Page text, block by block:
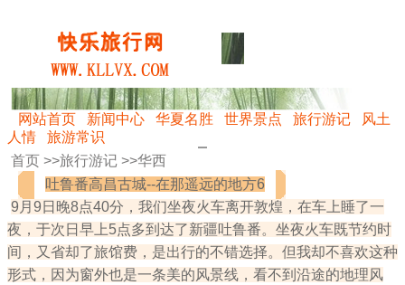
网站首页 新闻中心 华夏名胜 世界景点 旅行游记
风土
人情
旅游常识
首页 >>旅行游记 >>华西
吐鲁番高昌古城--在那遥远的地方6
9月9日晚8点40分，我们坐夜火车离开敦煌，在车上睡了一
夜，于次日早上5点多到达了新疆吐鲁番。坐夜火车既节约时
间，又省却了旅馆费，是出行的不错选择。但我却不喜欢这种
形式，因为窗外也是一条美的风景线，看不到沿途的地理风